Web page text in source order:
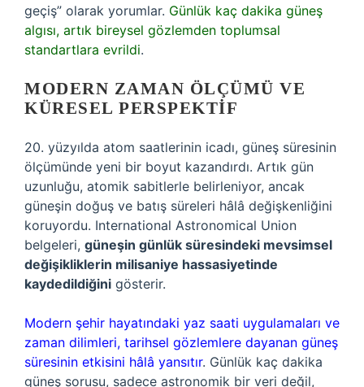
geçiş” olarak yorumlar. Günlük kaç dakika güneş
algısı, artık bireysel gözlemden toplumsal
standartlara evrildi.
MODERN ZAMAN ÖLÇÜMÜ VE
KÜRESEL PERSPEKTIF
20. yüzyılda atom saatlerinin icadı, güneş süresinin
ölçümünde yeni bir boyut kazandırdı. Artık gün
uzunluğu, atomik sabitlerle belirleniyor, ancak
güneşin doğuş ve batış süreleri hâlâ değişkenliğini
koruyordu. International Astronomical Union
belgeleri, güneşin günlük süresindeki mevsimsel
değişikliklerin milisaniye hassasiyetinde
kaydedildiğini gösterir.
Modern şehir hayatındaki yaz saati uygulamaları ve
zaman dilimleri, tarihsel gözlemlere dayanan güneş
süresinin etkisini hâlâ yansıtır. Günlük kaç dakika
güneş sorusu, sadece astronomik bir veri değil,